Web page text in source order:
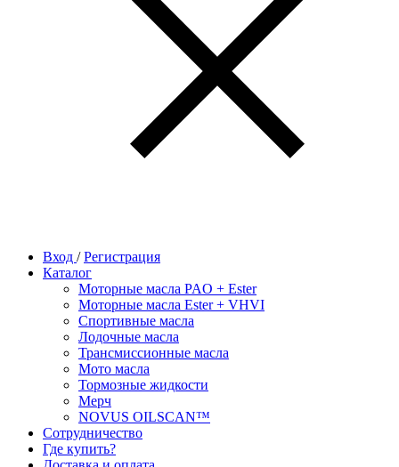
Вход /Регистрация
Каталог
Моторные масла PAO + Ester
Моторные масла Ester + VHVI
Спортивные масла
Лодочные масла
Трансмиссионные масла
Мото масла
Тормозные жидкости
Мерч
NOVUS OILSCAN™
Сотрудничество
Где купить?